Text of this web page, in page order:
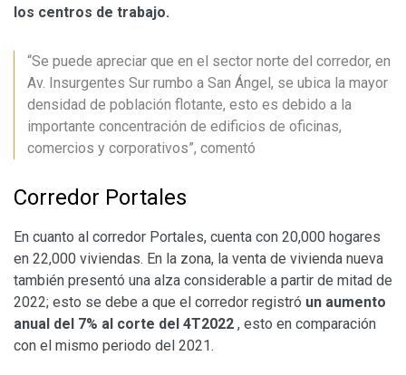
los centros de trabajo.
“Se puede apreciar que en el sector norte del corredor, en
Av. Insurgentes Sur rumbo a San Ángel, se ubica la mayor
densidad de población flotante, esto es debido a la
importante concentración de edificios de oficinas,
comercios y corporativos”, comentó
Corredor Portales
En cuanto al corredor Portales, cuenta con 20,000 hogares
en 22,000 viviendas. En la zona, la venta de vivienda nueva
también presentó una alza considerable a partir de mitad de
2022; esto se debe a que el corredor registró un aumento
anual del 7% al corte del 4T2022 , esto en comparación
con el mismo periodo del 2021.